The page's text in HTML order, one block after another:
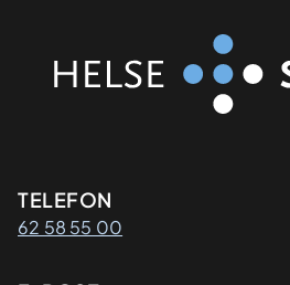
Kontaktinformasjon
TELEFON
62 58 55 00